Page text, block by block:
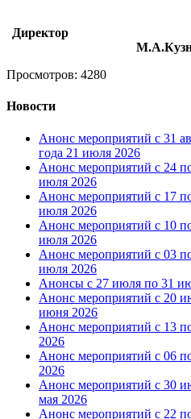
Просмотров: 4280
Новости
Анонс мероприятий с 31
года 21 июля 2026
Анонс мероприятий с 24
июля 2026
Анонс мероприятий с 17
июля 2026
Анонс мероприятий с 10
июля 2026
Анонс мероприятий с 03
июля 2026
Анонсы с 27 июля по 31
Анонс мероприятий с 20
июня 2026
Анонс мероприятий с 13
2026
Анонс мероприятий с 06
2026
Анонс мероприятий с 30
мая 2026
Анонс мероприятий с 22